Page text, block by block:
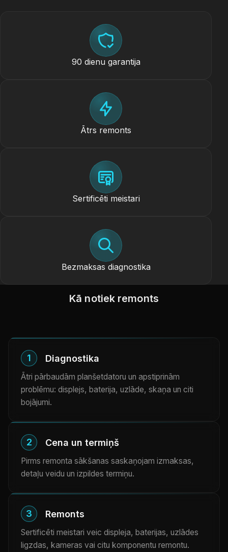
90 dienu garantija
Ātrs remonts
Sertificēti meistari
Bezmaksas diagnostika
Kā notiek remonts
1 Diagnostika
Ātri pārbaudām planšetdatoru un apstiprinām
problēmu: displejs, baterija, uzlāde, skaņa un citi
bojājumi.
2 Cena un termiņš
Pirms remonta sākšanas saskaņojam izmaksas,
detaļu veidu un izpildes termiņu.
3 Remonts
Sertificēti meistari veic displeja, baterijas, uzlādes
ligzdas, kameras vai citu komponentu remontu.